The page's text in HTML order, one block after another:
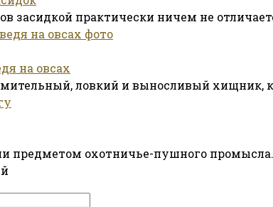
засидкой практически ничем не
на овсах
ловкий и выносливый хищник,
предметом охотничье-пушного